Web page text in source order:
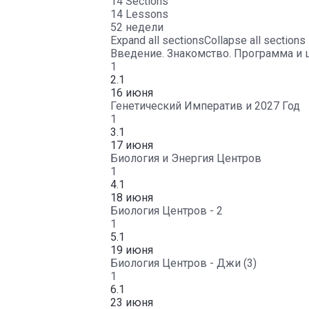
14 Lessons
52 недели
Expand all sectionsCollapse all sections
Введение. Знакомство. Программа и
1
2.1
16 июня
Генетический Императив и 2027 Год
1
3.1
17 июня
Биология и Энергия Центров
1
4.1
18 июня
Биология Центров - 2
1
5.1
19 июня
Биология Центров - Джи (3)
1
6.1
23 июня